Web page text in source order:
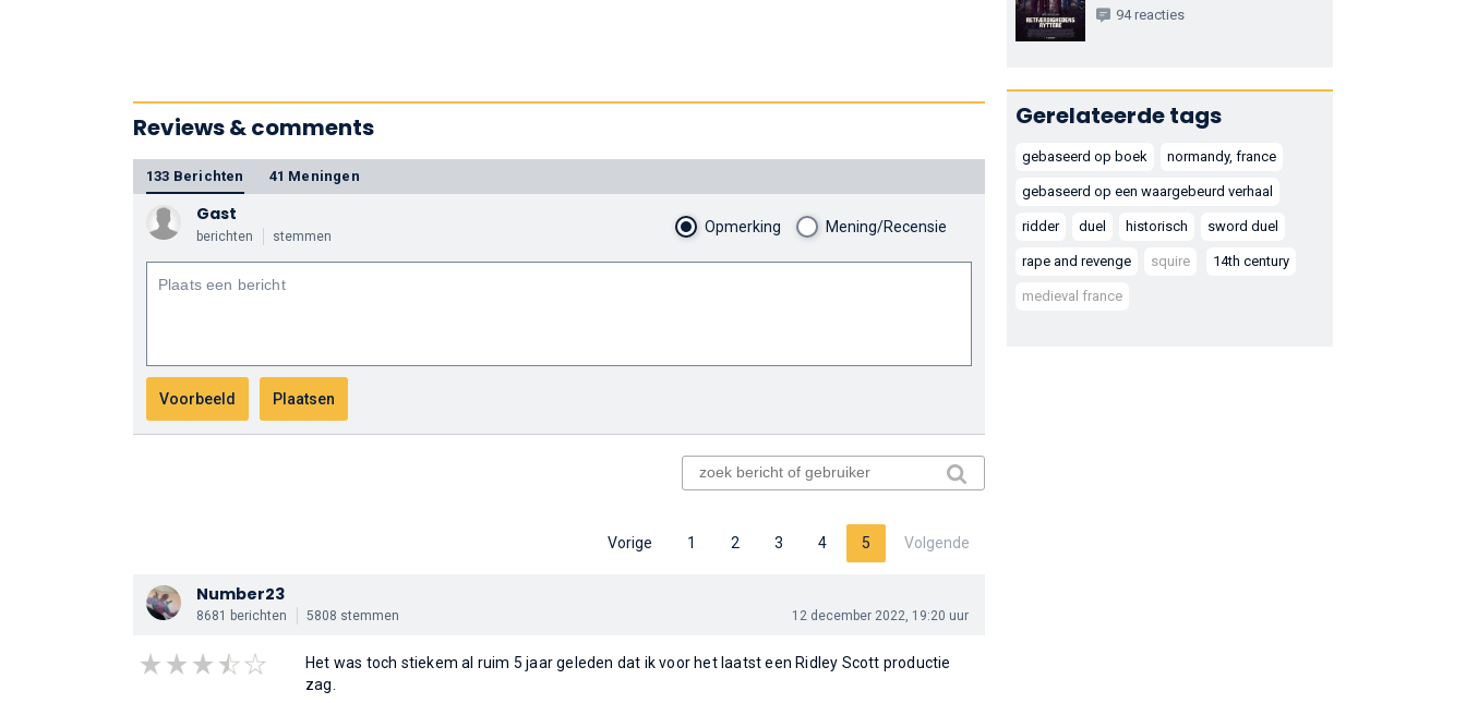
Reviews & comments
133 Berichten 41 Meningen
Gast
berichten stemmen
Opmerking Mening/Recensie
Vorige 1 2 3 4 5 Volgende
Number23
8681 berichten 5808 stemmen 12 december 2022, 19:20 uur
Het was toch stiekem al ruim 5 jaar geleden dat ik voor het laatst een Ridley Scott productie
zag.
94 reacties
Gerelateerde tags
gebaseerd op boek normandy, france
gebaseerd op een waargebeurd verhaal
ridder duel historisch sword duel
rape and revenge squire 14th century
medieval france